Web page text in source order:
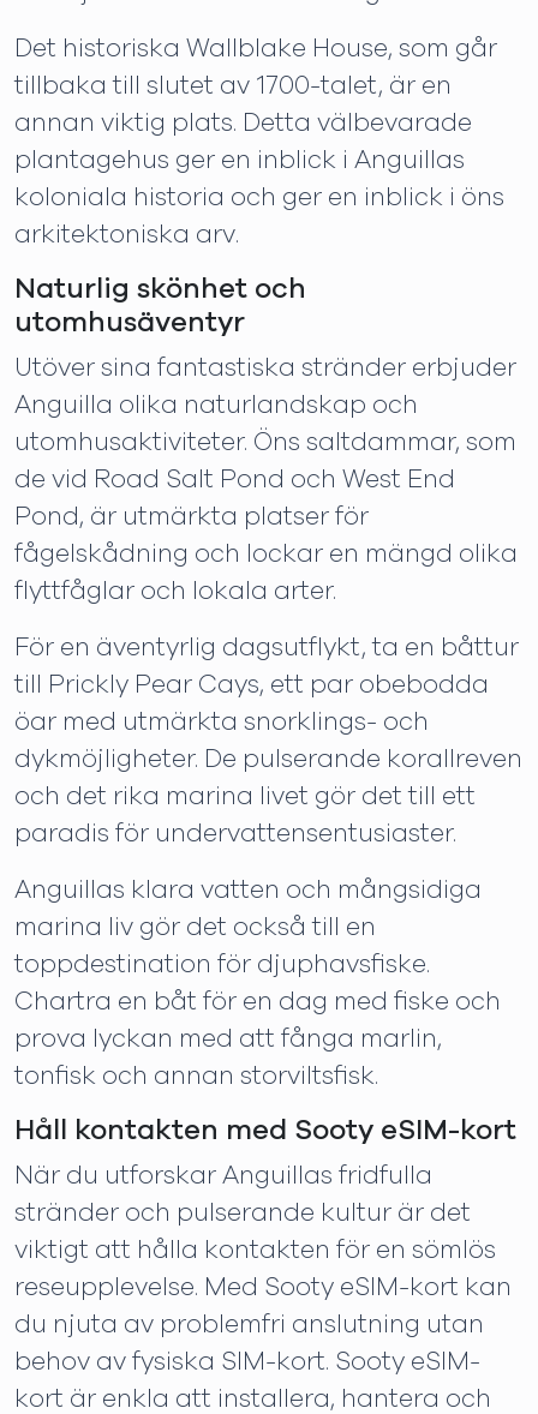
Det historiska Wallblake House, som går
tillbaka till slutet av 1700-talet, är en
annan viktig plats. Detta välbevarade
plantagehus ger en inblick i Anguillas
koloniala historia och ger en inblick i öns
arkitektoniska arv.
Naturlig skönhet och
utomhusäventyr
Utöver sina fantastiska stränder erbjuder
Anguilla olika naturlandskap och
utomhusaktiviteter. Öns saltdammar, som
de vid Road Salt Pond och West End
Pond, är utmärkta platser för
fågelskådning och lockar en mängd olika
flyttfåglar och lokala arter.
För en äventyrlig dagsutflykt, ta en båttur
till Prickly Pear Cays, ett par obebodda
öar med utmärkta snorklings- och
dykmöjligheter. De pulserande korallreven
och det rika marina livet gör det till ett
paradis för undervattensentusiaster.
Anguillas klara vatten och mångsidiga
marina liv gör det också till en
toppdestination för djuphavsfiske.
Chartra en båt för en dag med fiske och
prova lyckan med att fånga marlin,
tonfisk och annan storviltsfisk.
Håll kontakten med Sooty eSIM-kort
När du utforskar Anguillas fridfulla
stränder och pulserande kultur är det
viktigt att hålla kontakten för en sömlös
reseupplevelse. Med Sooty eSIM-kort kan
du njuta av problemfri anslutning utan
behov av fysiska SIM-kort. Sooty eSIM-
kort är enkla att installera, hantera och